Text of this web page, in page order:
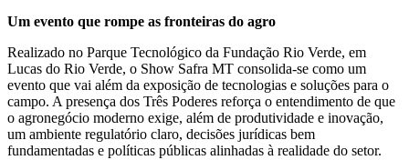
Um evento que rompe as fronteiras do agro
Realizado no Parque Tecnológico da Fundação Rio Verde, em
Lucas do Rio Verde, o Show Safra MT consolida-se como um
evento que vai além da exposição de tecnologias e soluções para o
campo. A presença dos Três Poderes reforça o entendimento de que
o agronegócio moderno exige, além de produtividade e inovação,
um ambiente regulatório claro, decisões jurídicas bem
fundamentadas e políticas públicas alinhadas à realidade do setor.